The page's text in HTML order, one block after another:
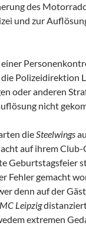
des
und zur
Polizeidirektion
oder anderen
nicht
dieSteelwings
auf ihrem Club-
Geburtstagsfeier
Fehler gemacht
denn auf der
Leipzig
extremen